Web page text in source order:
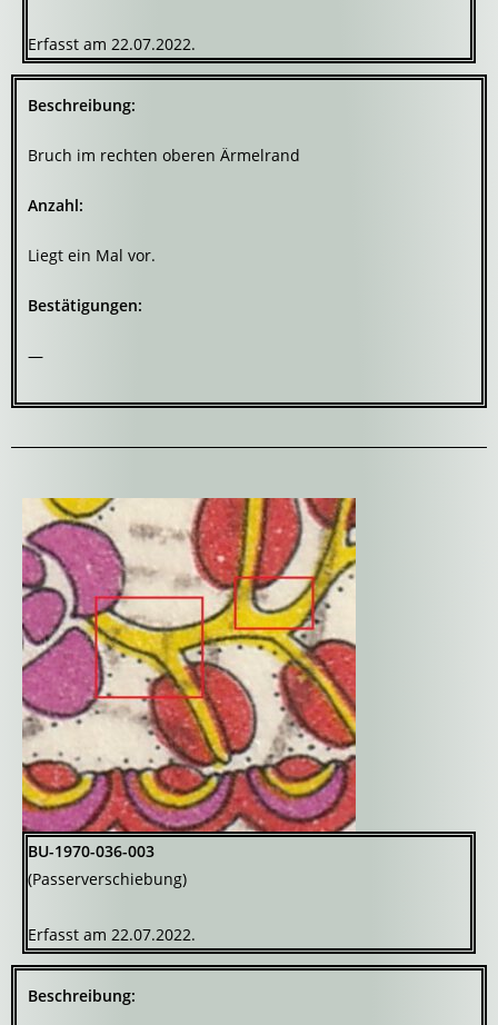
Erfasst am 22.07.2022.
Beschreibung:
Bruch im rechten oberen Ärmelrand
Anzahl:
Liegt ein Mal vor.
Bestätigungen:
—
BU-1970-036-003
(Passerverschiebung)
Erfasst am 22.07.2022.
Beschreibung: